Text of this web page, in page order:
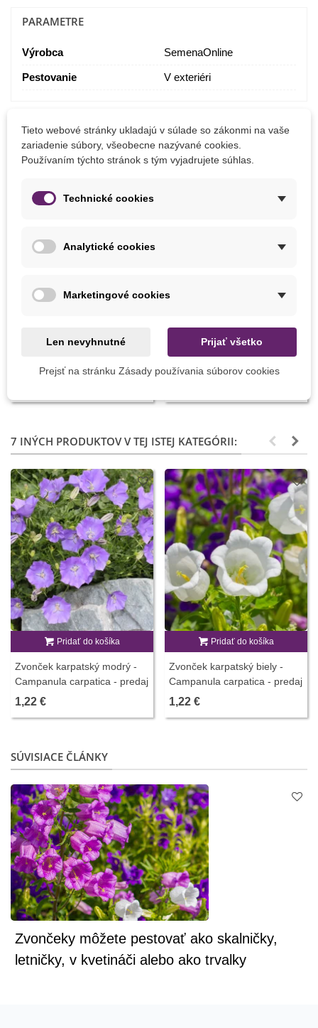
PARAMETRE
Výrobca SemenaOnline
Pestovanie V exteriéri
MOHLI BYSTE EŠTE POTREBOVAŤ
Substral komplexná ochrana
- Okrasné rastliny - 800 ml
Pridať do košíka
Pasca na slimáky - 2 ks
7 INÝCH PRODUKTOV V TEJ ISTEJ KATEGÓRII:
Pridať do košíka
Zvonček karpatský modrý -
Campanula carpatica - predaj
semien - 400 ks
1,22 €
Pridať do košíka
Zvonček karpatský biely -
Campanula carpatica - predaj
semien - 0,03 g
1,22 €
SÚVISIACE ČLÁNKY
Zvončeky môžete pestovať ako skalničky,
letničky, v kvetináči alebo ako trvalky
Tieto webové stránky ukladajú v súlade so zákonmi na vaše
zariadenie súbory, všeobecne nazývané cookies.
Používaním týchto stránok s tým vyjadrujete súhlas.
Technické cookies
Analytické cookies
Marketingové cookies
Len nevyhnutné Prijať všetko
Prejsť na stránku Zásady používania súborov cookies